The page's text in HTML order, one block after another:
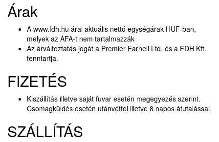
Árak
A www.fdh.hu árai aktuális nettó egységárak HUF-ban,
melyek az ÁFA-t nem tartalmazzák
Az árváltoztatás jogát a Premier Farnell Ltd. és a FDH Kft.
fenntartja.
FIZETÉS
Kiszállítás illetve saját fuvar esetén megegyezés szerint.
Csomagküldés esetén utánvéttel illetve 8 napos átutalással.
SZÁLLÍTÁS